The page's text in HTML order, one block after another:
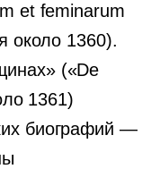
et feminarum
около 1360).
(«De
1361)
биографий —